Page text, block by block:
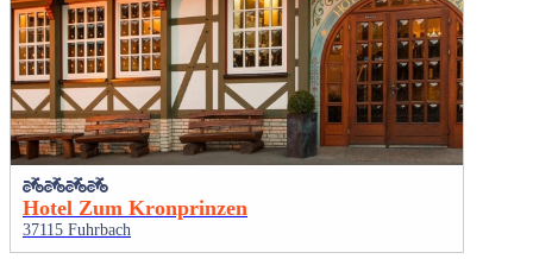
Hotel Zum Kronprinzen
37115 Fuhrbach